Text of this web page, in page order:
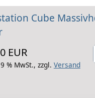
Cube
EUR
% MwSt., zzgl. Versand